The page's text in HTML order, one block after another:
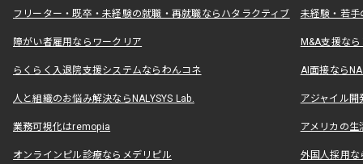
フリーター・既卒・未経験の就職・再就職ならハタラクティブ 未経験・若手
障がい者雇用ならワークリア M&A支援な
らくらく入退院支援システムならわんコネ AI面接なら
人と組織のお悩み解決ならNALYSYS Lab. アジャイル
業務可視化はremopia アメリカの
オンラインピル診療ならメデリピル 外国人採用